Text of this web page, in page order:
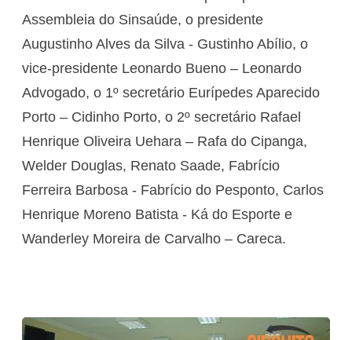
Assembleia do Sinsaúde, o presidente
Augustinho Alves da Silva - Gustinho Abílio, o
vice-presidente Leonardo Bueno – Leonardo
Advogado, o 1º secretário Eurípedes Aparecido
Porto – Cidinho Porto, o 2º secretário Rafael
Henrique Oliveira Uehara – Rafa do Cipanga,
Welder Douglas, Renato Saade, Fabrício
Ferreira Barbosa - Fabrício do Pesponto, Carlos
Henrique Moreno Batista - Ká do Esporte e
Wanderley Moreira de Carvalho – Careca.